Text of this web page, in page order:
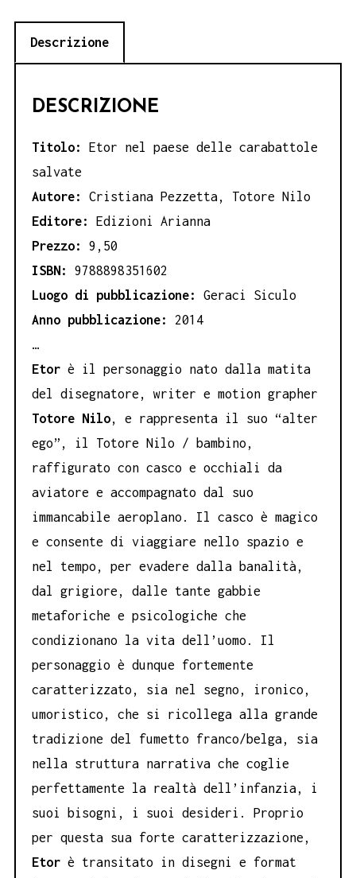
salvate
Pezzetta
Totore
Nilo
quantità
Descrizione
DESCRIZIONE
Titolo: Etor nel paese delle carabattole
salvate
Autore: Cristiana Pezzetta, Totore Nilo
Editore: Edizioni Arianna
Prezzo: 9,50
ISBN: 9788898351602
Luogo di pubblicazione: Geraci Siculo
Anno pubblicazione: 2014
…
Etor è il personaggio nato dalla matita
del disegnatore, writer e motion grapher
Totore Nilo, e rappresenta il suo “alter
ego”, il Totore Nilo / bambino,
raffigurato con casco e occhiali da
aviatore e accompagnato dal suo
immancabile aeroplano. Il casco è magico
e consente di viaggiare nello spazio e
nel tempo, per evadere dalla banalità,
dal grigiore, dalle tante gabbie
metaforiche e psicologiche che
condizionano la vita dell’uomo. Il
personaggio è dunque fortemente
caratterizzato, sia nel segno, ironico,
umoristico, che si ricollega alla grande
tradizione del fumetto franco/belga, sia
nella struttura narrativa che coglie
perfettamente la realtà dell’infanzia, i
suoi bisogni, i suoi desideri. Proprio
per questa sua forte caratterizzazione,
Etor è transitato in disegni e format